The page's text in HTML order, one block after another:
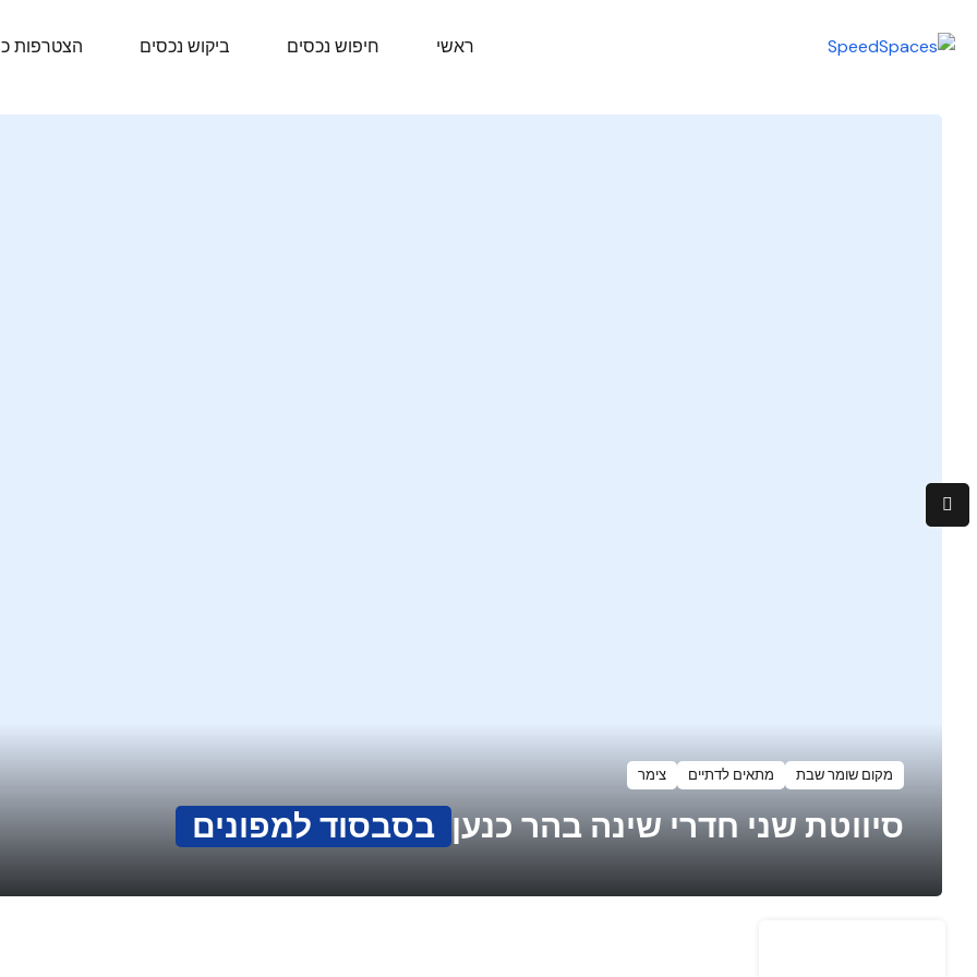
ראשי חיפוש נכסים ביקוש נכסים הצטרפות
מקום שומר שבת מתאים לדתיים צימר
סיווטת שני חדרי שינה בהר כנען בסבסוד למפונים